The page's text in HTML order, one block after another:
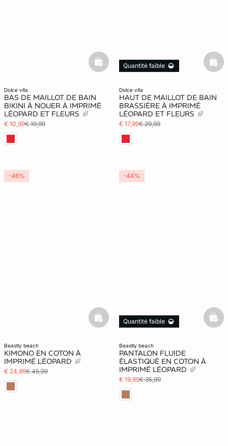
dolce vita
BAS DE MAILLOT DE BAIN
BIKINI À NOUER À IMPRIMÉ
LÉOPARD ET FLEURS
€ 10,99€ 19,99
basketfull
dolce vita
HAUT DE MAILLOT DE BAIN
BRASSIÈRE À IMPRIMÉ
LÉOPARD ET FLEURS
€ 17,99€ 29,99
Quantité faible
beastly beach
KIMONO EN COTON À
IMPRIMÉ LÉOPARD
€ 24,99€ 45,99
basketfull
-46%
beastly beach
PANTALON FLUIDE
ÉLASTIQUÉ EN COTON À
IMPRIMÉ LÉOPARD
€ 19,99€ 35,99
Quantité faible
-44%